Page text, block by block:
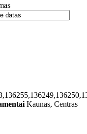
Kaunas, Centras